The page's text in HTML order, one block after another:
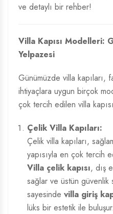
ve detaylı bir rehber!
Villa Kapısı Modelleri:
Yelpazesi
Günümüzde villa kapıları,
ihtiyaçlara uygun birçok
çok tercih edilen villa
Çelik Villa Kapıları:
Çelik villa kapıları,
yapısıyla en çok tercih
Villa çelik kapısı, dış
sağlar ve üstün güvenlik
sayesinde villa giriş
lüks bir estetik ile buluşur.